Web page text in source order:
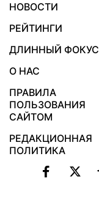
НОВОСТИ
РЕЙТИНГИ
ДЛИННЫЙ ФОКУС
О НАС
ПРАВИЛА
ПОЛЬЗОВАНИЯ
САЙТОМ
РЕДАКЦИОННАЯ
ПОЛИТИКА